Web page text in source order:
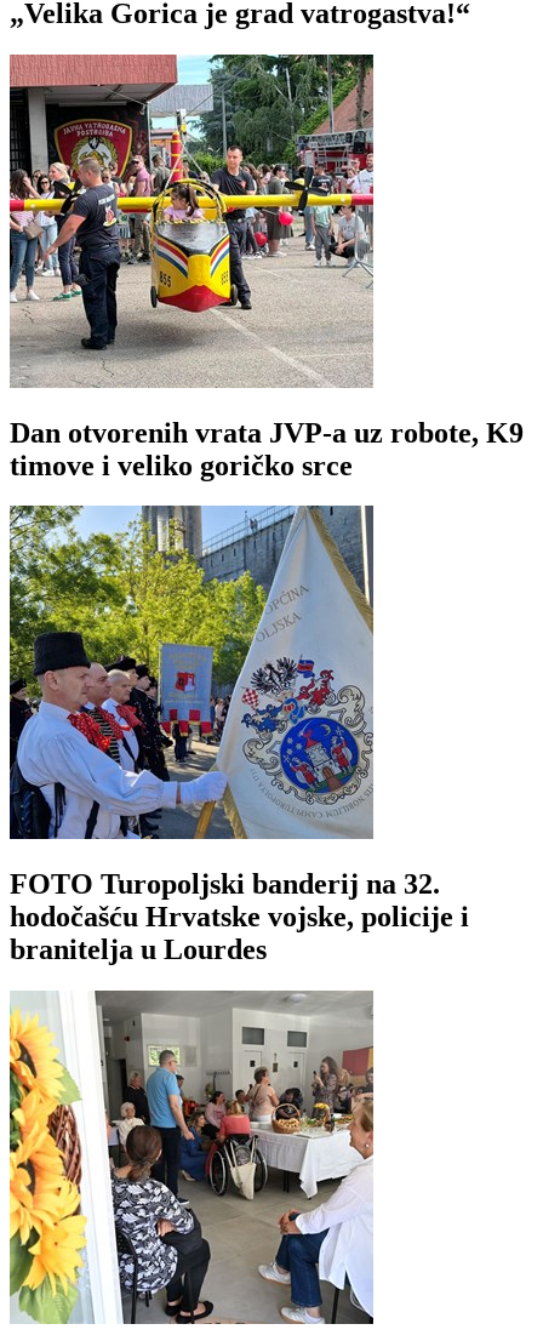
„Velika Gorica je grad vatrogastva!“
Dan otvorenih vrata JVP-a uz robote, K9
timove i veliko goričko srce
FOTO Turopoljski banderij na 32.
hodočašću Hrvatske vojske, policije i
branitelja u Lourdes